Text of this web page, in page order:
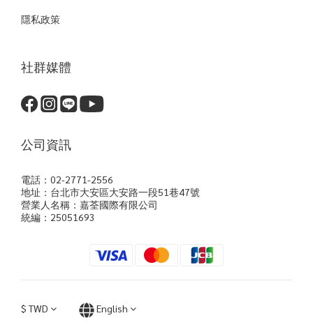
隱私政策
社群媒體
公司資訊
電話：02-2771-2556
地址：台北市大安區大安路一段51巷47號
營業人名稱：嘉荃國際有限公司
統編：25051693
$ TWD English